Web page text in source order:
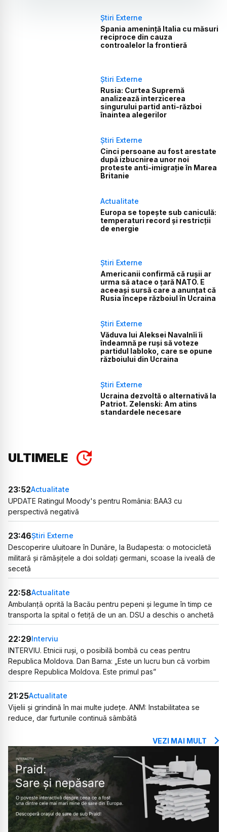
Știri Externe
Spania amenință Italia cu măsuri
reciproce din cauza
controalelor la frontieră
Știri Externe
Rusia: Curtea Supremă
analizează interzicerea
singurului partid anti-război
înaintea alegerilor
Știri Externe
Cinci persoane au fost arestate
după izbucnirea unor noi
proteste anti-imigrație în Marea
Britanie
Actualitate
Europa se topește sub caniculă:
temperaturi record și restricții
de energie
Știri Externe
Americanii confirmă că rușii ar
urma să atace o țară NATO. E
aceeași sursă care a anunțat că
Rusia începe războiul în Ucraina
Știri Externe
Văduva lui Aleksei Navalnîi îi
îndeamnă pe ruși să voteze
partidul Iabloko, care se opune
războiului din Ucraina
Știri Externe
Ucraina dezvoltă o alternativă la
Patriot. Zelenski: Am atins
standardele necesare
ULTIMELE
23:52Actualitate
UPDATE Ratingul Moody's pentru România: BAA3 cu
perspectivă negativă
23:46Știri Externe
Descoperire uluitoare în Dunăre, la Budapesta: o motocicletă
militară și rămășițele a doi soldați germani, scoase la iveală de
secetă
22:58Actualitate
Ambulanță oprită la Bacău pentru pepeni și legume în timp ce
transporta la spital o fetiță de un an. DSU a deschis o anchetă
22:29Interviu
INTERVIU. Etnicii ruși, o posibilă bombă cu ceas pentru
Republica Moldova. Dan Barna: „Este un lucru bun că vorbim
despre Republica Moldova. Este primul pas”
21:25Actualitate
Vijelii și grindină în mai multe județe. ANM: Instabilitatea se
reduce, dar furtunile continuă sâmbătă
VEZI MAI MULT